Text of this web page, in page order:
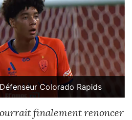
Colorado Rapids
finalement renoncer